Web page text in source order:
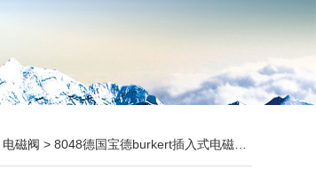
电磁阀 > 8048德国宝德burkert插入式电磁流量计